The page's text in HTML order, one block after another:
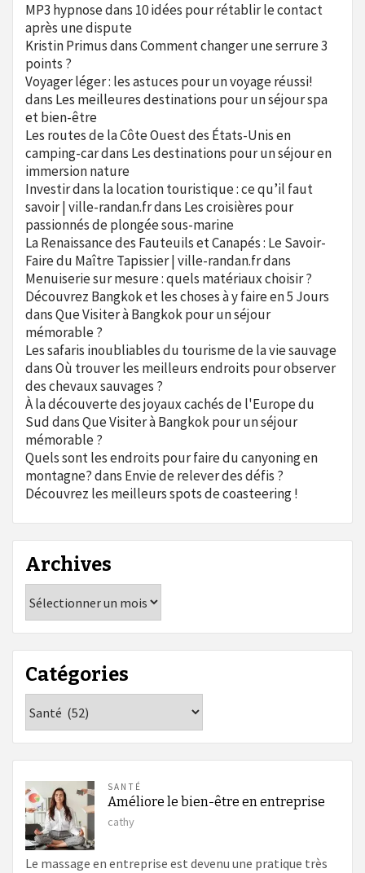
MP3 hypnosedans 10 idées pour rétablir le contact
après une dispute
Kristin PrimusdansComment changer une serrure 3
points ?
Voyager léger : les astuces pour un voyage réussi!
dans Les meilleures destinations pour un séjour spa
et bien-être
Les routes de la Côte Ouest des États-Unis en
camping-cardans Les destinations pour un séjour en
immersion nature
Investir dans la location touristique : ce qu’il faut
savoir | ville-randan.frdans Les croisières pour
passionnés de plongée sous-marine
La Renaissance des Fauteuils et Canapés : Le Savoir-
Faire du Maître Tapissier | ville-randan.frdans
Menuiserie sur mesure : quels matériaux choisir ?
Découvrez Bangkok et les choses à y faire en 5 Jours
dansQue Visiter à Bangkok pour un séjour
mémorable ?
Les safaris inoubliables du tourisme de la vie sauvage
dansOù trouver les meilleurs endroits pour observer
des chevaux sauvages ?
À la découverte des joyaux cachés de l'Europe du
SuddansQue Visiter à Bangkok pour un séjour
mémorable ?
Quels sont les endroits pour faire du canyoning en
montagne?dans Envie de relever des défis ?
Découvrez les meilleurs spots de coasteering !
Archives
Catégories
SANTÉ
Améliore le bien-être en entreprise
cathy
Le massage en entreprise est devenu une pratique très